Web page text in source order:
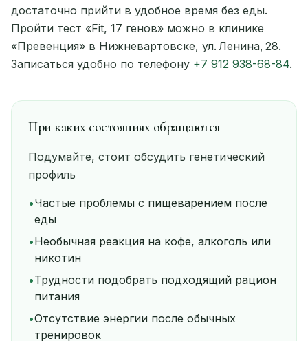
достаточно прийти в удобное время без еды.
Пройти тест «Fit, 17 генов» можно в клинике
«Превенция» в Нижневартовске, ул. Ленина, 28.
Записаться удобно по телефону +7 912 938-68-84.
При каких состояниях обращаются
Подумайте, стоит обсудить генетический
профиль
•Частые проблемы с пищеварением после
еды
•Необычная реакция на кофе, алкоголь или
никотин
•Трудности подобрать подходящий рацион
питания
•Отсутствие энергии после обычных
тренировок